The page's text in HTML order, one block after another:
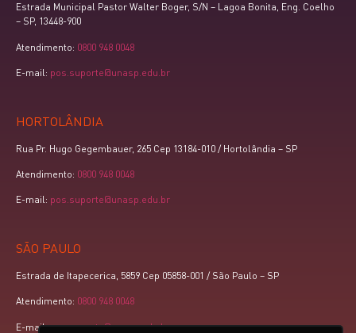
Estrada Municipal Pastor Walter Boger, S/N – Lagoa Bonita, Eng. Coelho
– SP, 13448-900
Atendimento: 0800 948 0048
E-mail: pos.suporte@unasp.edu.br
HORTOLÂNDIA
Rua Pr. Hugo Gegembauer, 265 Cep 13184-010 / Hortolândia – SP
Atendimento: 0800 948 0048
E-mail: pos.suporte@unasp.edu.br
SÃO PAULO
Estrada de Itapecerica, 5859 Cep 05858-001 / São Paulo – SP
Atendimento: 0800 948 0048
E-mail:pos.suporte@unasp.edu.br